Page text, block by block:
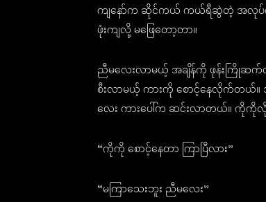
ကျနော်က ဆိုင်ကယ် ကယ်ရီဆွဲတဲ့ အလုပ်ကို လု
ဖုံးကျလို့ မဖြေတော့တာ။
ညီမလေးလာမယ့် အချိန်ကို ဖုန်းကြိုဆ
စီးလာမယ့် ကားကို စောင့်နေလိုက်တယ်။
လေး ကားပေါ်က ဆင်းလာတယ်။ ကိုကို
“ကိုကို စောင့်နေတာ ကြာပြီလား”
“မကြာသေးဘူး ညီမလေး”